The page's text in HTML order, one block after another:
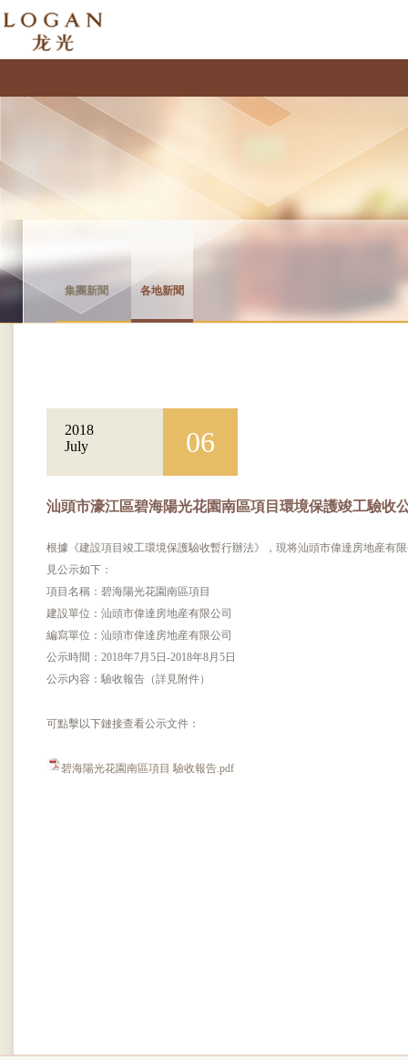
集團新聞 各地新聞
2018
July
06
汕頭市濠江區碧海陽光花園南區項目環境保護竣工驗收
根據《建設項目竣工環境保護驗收暫行辦法》，現将汕頭市偉達房地産有
見公示如下：
項目名稱：碧海陽光花園南區項目
建設單位：汕頭市偉達房地産有限公司
編寫單位：汕頭市偉達房地産有限公司
公示時間：2018年7月5日-2018年8月5日
公示内容：驗收報告（詳見附件）
可點擊以下鏈接查看公示文件：
碧海陽光花園南區項目 驗收報告.pdf